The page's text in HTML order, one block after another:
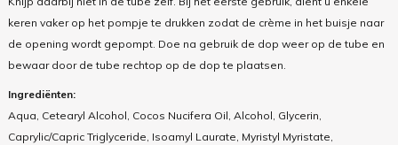
keren vaker op het pompje te drukken zodat de crème in het buisje naar
de opening wordt gepompt. Doe na gebruik de dop weer op de tube en
bewaar door de tube rechtop op de dop te plaatsen.
Ingrediënten:
Aqua, Cetearyl Alcohol, Cocos Nucifera Oil, Alcohol, Glycerin,
Caprylic/Capric Triglyceride, Isoamyl Laurate, Myristyl Myristate,